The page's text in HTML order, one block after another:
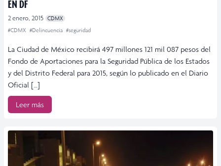
EN DF
2 enero, 2015 CDMX
#CDMX #Delincuencia #seguridad
La Ciudad de México recibirá 497 millones 121 mil 087 pesos del
Fondo de Aportaciones para la Seguridad Pública de los Estados
y del Distrito Federal para 2015, según lo publicado en el Diario
Oficial […]
Leer más